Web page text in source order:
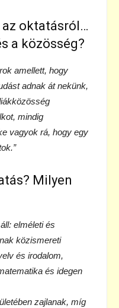
oktatásról…
a közösség?
amellett, hogy
adnak át nekünk,
mindig
vagyok rá, hogy egy
Milyen
elméleti és
közismereti
és irodalom,
és idegen
zajlanak, míg